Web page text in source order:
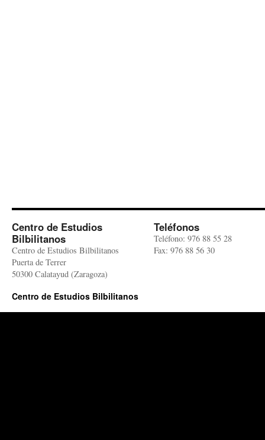
Centro de Estudios
Bilbilitanos
Centro de Estudios Bilbilitanos
Puerta de Terrer
50300 Calatayud (Zaragoza)
Teléfonos
Teléfono: 976 88 55 28
Fax: 976 88 56 30
Centro de Estudios Bilbilitanos